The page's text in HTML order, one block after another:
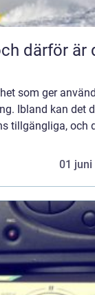
som ger
Ibland kan det
tillgängliga, och
01 juni